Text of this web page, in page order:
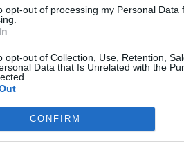
opt-out of processing my Personal Data
opt-out of Collection, Use, Retention,
Data that Is Unrelated with the
CONFIRM
ára
belé a
Loki is